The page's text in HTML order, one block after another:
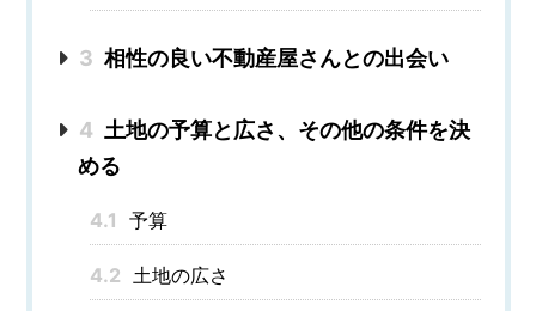
3 相性の良い不動産屋さんとの出会い
4 土地の予算と広さ、その他の条件を決
める
4.1 予算
4.2 土地の広さ